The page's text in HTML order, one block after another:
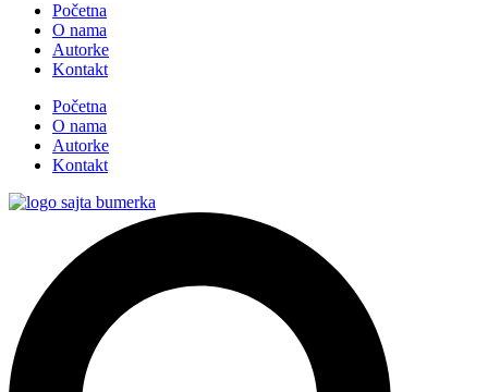
Početna
O nama
Autorke
Kontakt
Početna
O nama
Autorke
Kontakt